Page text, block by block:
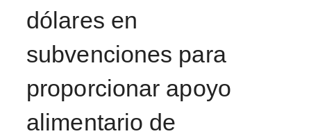
dólares en
subvenciones para
proporcionar apoyo
alimentario de